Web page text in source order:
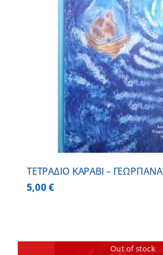
ΤΕΤΡΑΔΙΟ ΚΑΡΑΒΙ – ΓΕΩΡΓΙΑΝΑ
5,00€
Out of stock